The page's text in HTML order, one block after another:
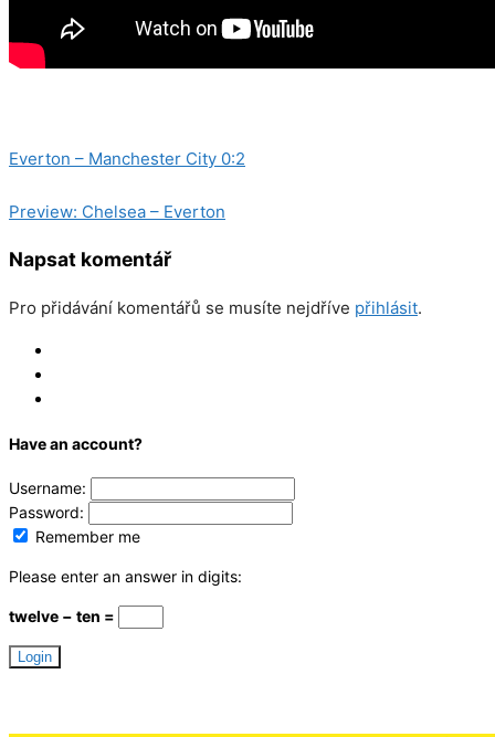
Everton – Manchester City 0:2
Preview: Chelsea – Everton
Napsat komentář
Pro přidávání komentářů se musíte nejdříve přihlásit.
Have an account?
Username:
Password:
Remember me
Please enter an answer in digits:
twelve − ten =